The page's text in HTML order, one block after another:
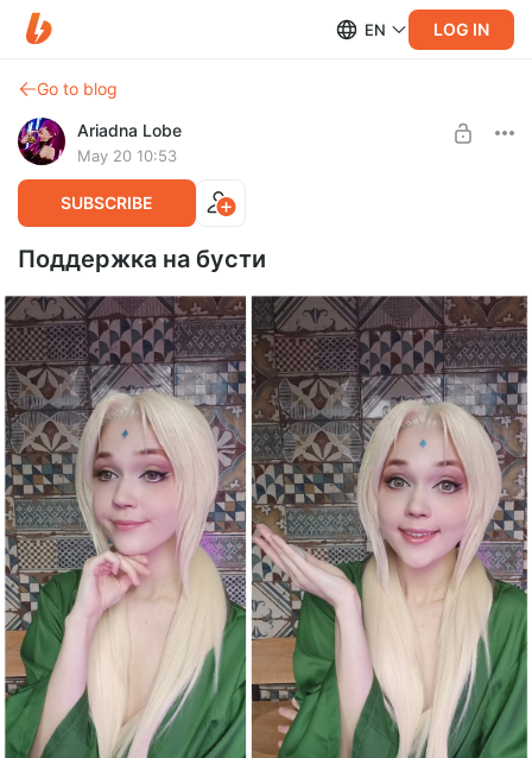
EN LOG IN
Go to blog
Ariadna Lobe
May 20 10:53
SUBSCRIBE
Поддержка на бусти